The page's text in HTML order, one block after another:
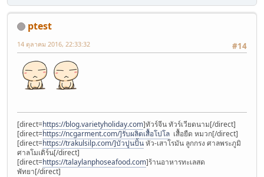
ptest
#14
14 ตุลาคม 2016, 22:33:32
[direct=https://blog.varietyholiday.com]ทัวร์จีน ทัวร์เวียดนาม[/direct]
[direct=https://ncgarment.com/]รับผลิตเสื้อโปโล เสื้อยืด หมวก[/direct]
[direct=https://trakulsilp.com/]บัวปูนปั้นหัว-เสาโรมัน ลูกกรง ศาลพระภูมิ
ศาลโมเดิร์น[/direct]
[direct=https://talaylanphoseafood.com]ร้านอาหารทะเลสด
พัทยา[/direct]